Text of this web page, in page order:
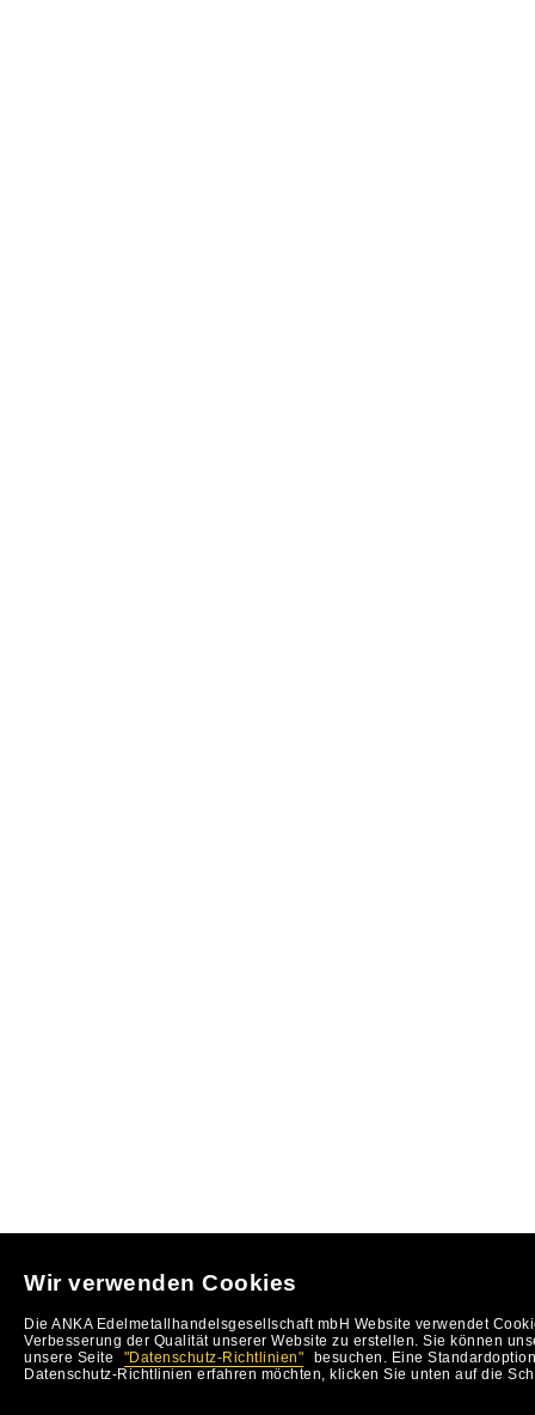
Wir verwenden Cookies
Die ANKA Edelmetallhandelsgesellschaft mbH Website verwendet
Verbesserung der Qualität unserer Website zu erstellen. Sie können
unsere Seite
"Datenschutz-Richtlinien"
besuchen. Eine
Datenschutz-Richtlinien erfahren möchten, klicken Sie unten auf die